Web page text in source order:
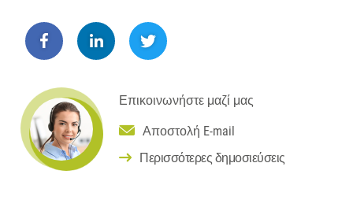
Επικοινωνήστε μαζί μας
Αποστολή E-mail
Περισσότερες δημοσιεύσεις